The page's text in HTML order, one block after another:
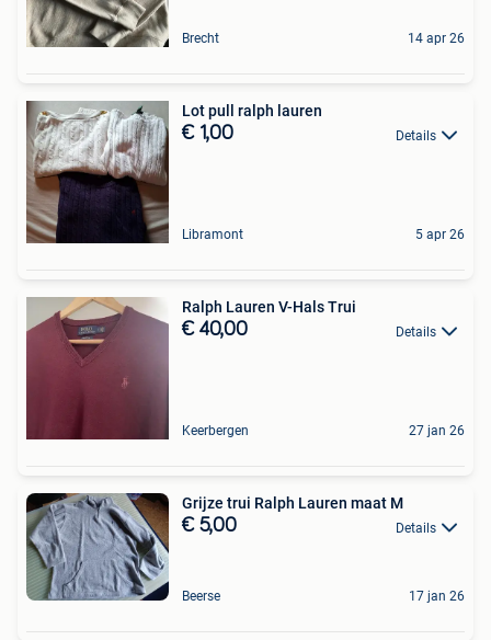
Brecht 14 apr 26
Lot pull ralph lauren
€ 1,00 Details
Libramont 5 apr 26
Ralph Lauren V-Hals Trui
€ 40,00 Details
Keerbergen 27 jan 26
Grijze trui Ralph Lauren maat M
€ 5,00 Details
Beerse 17 jan 26